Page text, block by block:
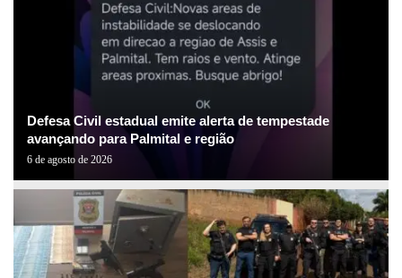
Defesa Civil estadual emite alerta de tempestade
avançando para Palmital e região
6 de agosto de 2026